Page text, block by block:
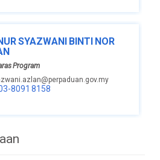
SYAZWANI BINTI NOR
Program
8091 8158